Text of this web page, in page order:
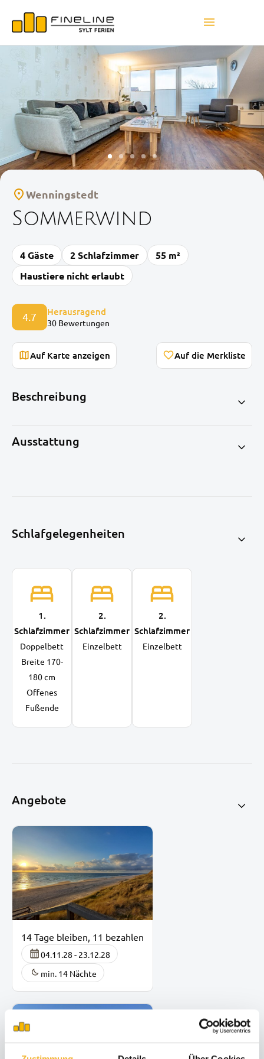
Wenningstedt
Sommerwind
4 Gäste 2 Schlafzimmer
55 m²
Haustiere nicht erlaubt
4.7 Herausragend
30 Bewertungen
Auf Karte anzeigen
Beschreibung
Ausstattung
Schlafgelegenheiten
1.
Schlafzimmer
Doppelbett
Breite 170-
180 cm
Offenes
Fußende
2.
Schlafzimmer
Einzelbett
2.
Schlafzimmer
Einzelbett
Angebote
14 Tage bleiben, 11 bezahlen
04.11.28 - 23.12.28
min. 14 Nächte